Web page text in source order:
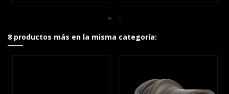
8 productos más en la misma categoría: